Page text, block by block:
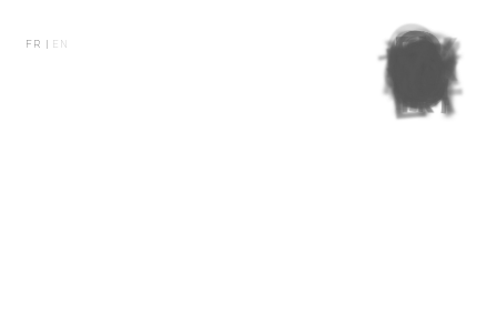
FR | EN